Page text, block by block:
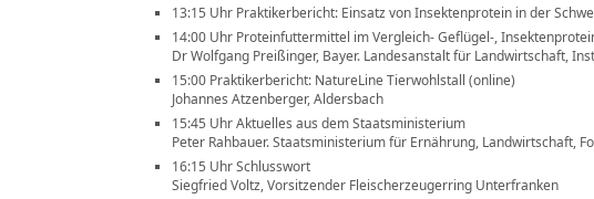
13:15 Uhr Praktikerbericht: Einsatz von Insektenprotein in der
14:00 Uhr Proteinfuttermittel im Vergleich- Geflügel-,
Dr Wolfgang Preißinger, Bayer. Landesanstalt für Landwirtschaft,
15:00 Praktikerbericht: NatureLine Tierwohlstall (online)
Johannes Atzenberger, Aldersbach
15:45 Uhr Aktuelles aus dem Staatsministerium
Peter Rahbauer. Staatsministerium für Ernährung, Landwirtschaft,
16:15 Uhr Schlusswort
Siegfried Voltz, Vorsitzender Fleischerzeugerring Unterfranken